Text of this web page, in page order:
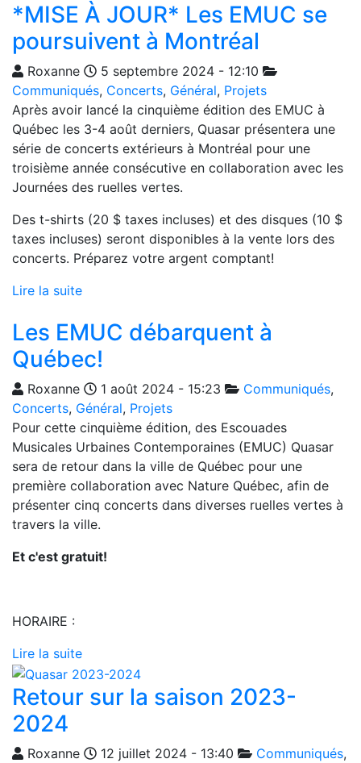
*MISE À JOUR* Les EMUC se
poursuivent à Montréal
Roxanne
5 septembre 2024 - 12:10
Communiqués, Concerts, Général, Projets
Après avoir lancé la cinquième édition des EMUC à
Québec les 3-4 août derniers, Quasar présentera une
série de concerts extérieurs à Montréal pour une
troisième année consécutive en collaboration avec les
Journées des ruelles vertes.
Des t-shirts (20 $ taxes incluses) et des disques (10 $
taxes incluses) seront disponibles à la vente lors des
concerts. Préparez votre argent comptant!
Lire la suite
Les EMUC débarquent à
Québec!
Roxanne 1 août 2024 - 15:23 Communiqués,
Concerts, Général, Projets
Pour cette cinquième édition, des Escouades
Musicales Urbaines Contemporaines (EMUC) Quasar
sera de retour dans la ville de Québec pour une
première collaboration avec Nature Québec, afin de
présenter cinq concerts dans diverses ruelles vertes à
travers la ville.
Et c'est gratuit!
HORAIRE :
Lire la suite
Retour sur la saison 2023-
2024
Roxanne 12 juillet 2024 - 13:40 Communiqués,